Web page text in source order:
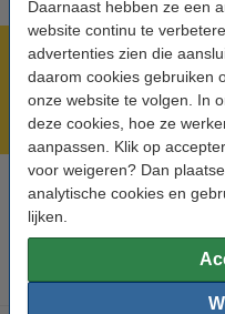
Daarnaast hebben ze een
website continu te
advertenties zien die
daarom cookies gebruiken
onze website te volgen. In
deze cookies, hoe ze
aanpassen. Klik op
voor weigeren? Dan
analytische cookies en
lijken.
Meer dan 5 miljoen
Voor 23.59 uur besteld,
Laagsteprijsgarantie!
Hulp nodig?
Accu's